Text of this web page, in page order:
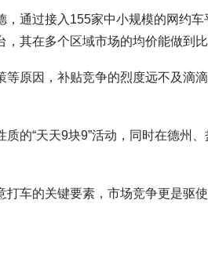
通过接入155家中小规模的网约
其在多个区域市场的均价能做到比
原因，补贴竞争的烈度远不及滴
的“天天9块9”活动，同时在德州
车的关键要素，市场竞争更是驱